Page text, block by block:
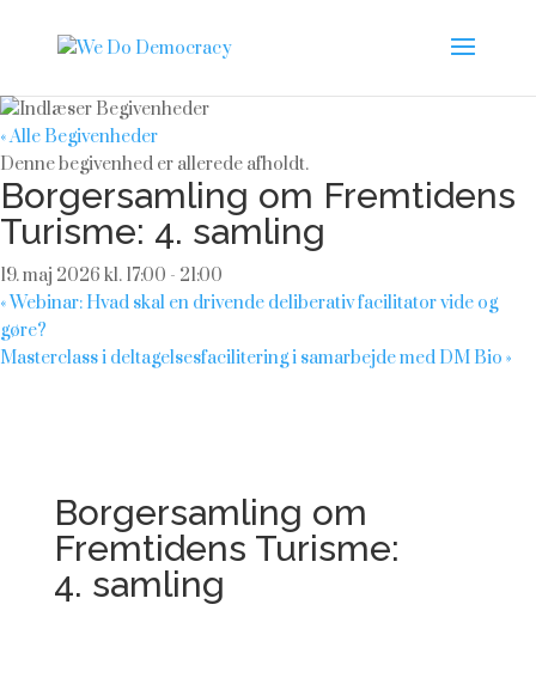
« Alle Begivenheder
Denne begivenhed er allerede afholdt.
Borgersamling om Fremtidens
Turisme: 4. samling
19. maj 2026 kl. 17:00 - 21:00
«Webinar: Hvad skal en drivende deliberativ facilitator vide og
gøre?
Masterclass i deltagelsesfacilitering i samarbejde med DM Bio »
Borgersamling om
Fremtidens Turisme:
4. samling